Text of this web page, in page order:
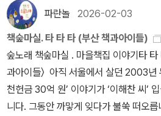
고 가족이, 자연이 다 들어있다. 제비꽃
길고양이와 가랑잎과 보리밭 이랑과 큰
약한 것을 보듬는 모습 등 약한 자들에게
에 띈다. 시인의 마음일 것이다. 함께 사
이 시집은 은근하게 말하고 있다.
파란놀 2026-02-03
책숲마실. 타 타 타 (부산 책과아이들)
숲노래 책숲마실 . 마을책집 이야기타
과아이들〉 아직 서울에서 살던 2003년
천헌금 30억 원’ 이야기가 ‘이해찬 씨’
니다. 그동안 까맣게 잊다가 불쑥 떠오